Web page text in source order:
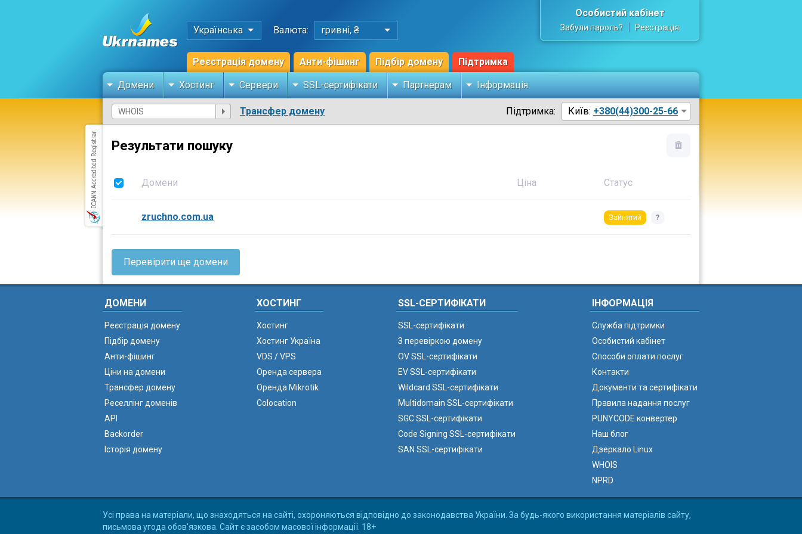
Українська Валюта: гривні, ₴
Реєстрація домену Анти-фішинг Підбір домену Підтримка
Особистий кабінет
Забули пароль? Реєстрація
Домени Хостинг Сервери SSL-сертифікати Партнерам Інформація
Трансфер домену Підтримка: Київ: +380(44)300-25-66
Результати пошуку
Домени Ціна Статус
zruchno.com.ua Зайнятий ?
Перевірити ще домени
ДОМЕНИ
Реєстрація домену
Підбір домену
Анти-фішинг
Ціни на домени
Трансфер домену
Реселлінг доменів
API
Backorder
Історія домену
ХОСТИНГ
Хостинг
Хостинг Україна
VDS / VPS
Оренда сервера
Оренда Mikrotik
Colocation
SSL-СЕРТИФІКАТИ
SSL-сертифікати
З перевіркою домену
OV SSL-сертифікати
EV SSL-сертифікати
Wildcard SSL-сертифікати
Multidomain SSL-сертифікати
SGC SSL-сертифікати
Code Signing SSL-сертифікати
SAN SSL-сертифікати
ІНФОРМАЦІЯ
Служба підтримки
Особистий кабінет
Способи оплати послуг
Контакти
Документи та сертифікати
Правила надання послуг
PUNYCODE конвертер
Наш блог
Дзеркало Linux
WHOIS
NPRD
Усі права на матеріали, що знаходяться на сайті, охороняються відповідно до законодавства України. За будь-якого використання матеріалів сайту,
письмова угода обов'язкова. Сайт є засобом масової інформації. 18+